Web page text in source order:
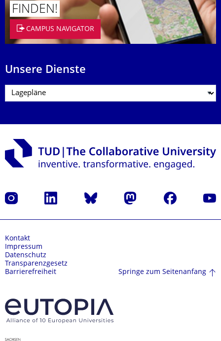
FINDEN!
CAMPUS NAVIGATOR
Unsere Dienste
Instagram LinkedIn Bluesky Mastodon Facebook
Kontakt
Impressum
Datenschutz
Transparenzgesetz
Barrierefreiheit
Springe zum Seitenanfang